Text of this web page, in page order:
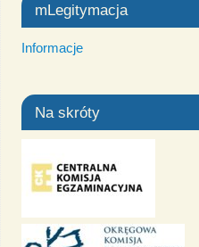
mLegitymacja
Informacje
Na skróty